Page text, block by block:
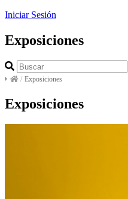
Iniciar Sesión
Exposiciones
/ Exposiciones
Exposiciones